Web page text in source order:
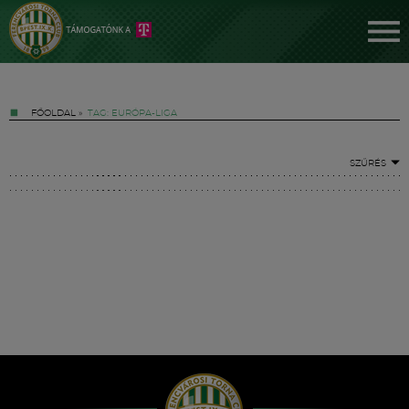
FŐOLDAL » TAG: EURÓPA-LIGA
SZŰRÉS
Hírek